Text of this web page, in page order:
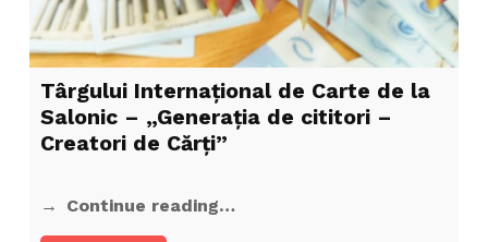
Târgului Internațional de Carte de la
Salonic – „Generația de cititori –
Creatori de Cărți”
Continue reading…